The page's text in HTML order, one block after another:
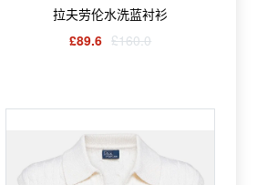
拉夫劳伦水洗蓝衬衫
£89.6 £160.0